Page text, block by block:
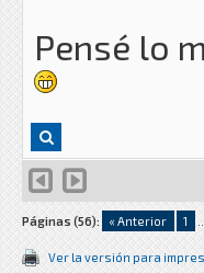
Pensé lo
Páginas (56): « Anterior 1
Ver la versión para